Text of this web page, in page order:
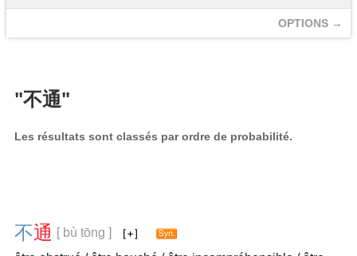
OPTIONS →
"不通"
Les résultats sont classés par ordre de probabilité.
不通 [ bù tōng ]